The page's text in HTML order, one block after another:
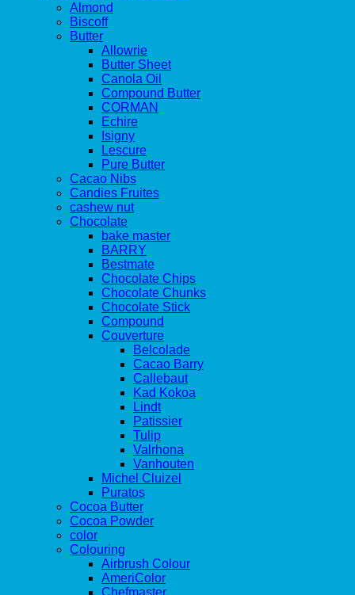
Almond
Biscoff
Butter
Allowrie
Butter Sheet
Canola Oil
Compound Butter
CORMAN
Echire
Isigny
Lescure
Pure Butter
Cacao Nibs
Candies Fruites
cashew nut
Chocolate
bake master
BARRY
Bestmate
Chocolate Chips
Chocolate Chunks
Chocolate Stick
Compound
Couverture
Belcolade
Cacao Barry
Callebaut
Kad Kokoa
Lindt
Patissier
Tulip
Valrhona
Vanhouten
Michel Cluizel
Puratos
Cocoa Butter
Cocoa Powder
color
Colouring
Airbrush Colour
AmeriColor
Chefmaster